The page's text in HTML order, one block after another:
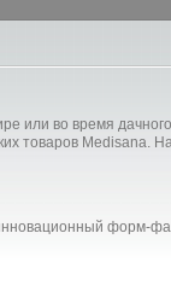
во время
товаров Medisana.
форм-